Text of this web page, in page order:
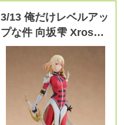
3/13 俺だけレベルアッ
プな件 向坂雫 Xros…